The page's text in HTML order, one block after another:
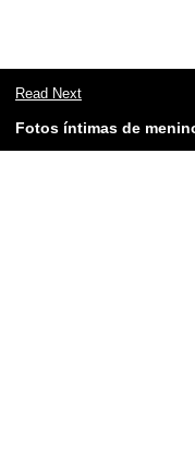
Read Next
Fotos íntimas de